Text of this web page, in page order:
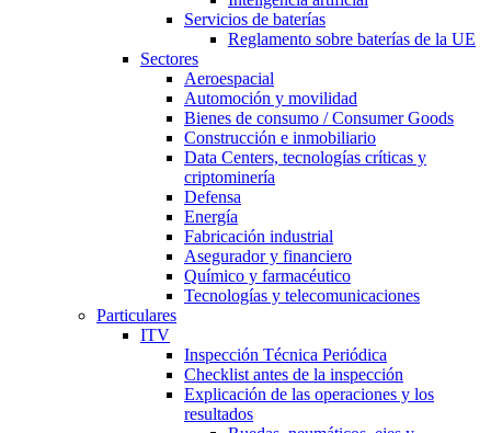
Servicios de baterías
Reglamento sobre baterías de la UE
Sectores
Aeroespacial
Automoción y movilidad
Bienes de consumo / Consumer Goods
Construcción e inmobiliario
Data Centers, tecnologías críticas y
criptominería
Defensa
Energía
Fabricación industrial
Asegurador y financiero
Químico y farmacéutico
Tecnologías y telecomunicaciones
Particulares
ITV
Inspección Técnica Periódica
Checklist antes de la inspección
Explicación de las operaciones y los
resultados